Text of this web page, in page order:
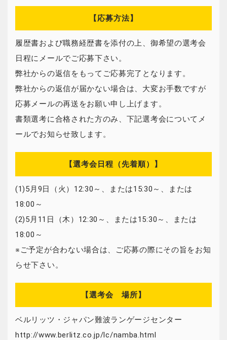
【応募方法】
履歴書および職務経歴書を添付の上、御希望の選考会
日程にメールでご応募下さい。
弊社からの返信をもってご応募完了となります。
弊社からの返信が届かない場合は、大変お手数ですが
応募メールの再送をお願い申し上げます。
書類選考に合格された方のみ、下記選考会についてメ
ールでお知らせ致します。
【選考会日程（先着順）】
(1)5月9日（火）12:30～、または15:30～、または
18:00～
(2)5月11日（木）12:30～、または15:30～、または
18:00～
※ご予定が合わない場合は、ご応募の際にその旨をお知
らせ下さい。
【選考会 場所】
ベルリッツ・ジャパン難波ランゲージセンター
http://www.berlitz.co.jp/lc/namba.html